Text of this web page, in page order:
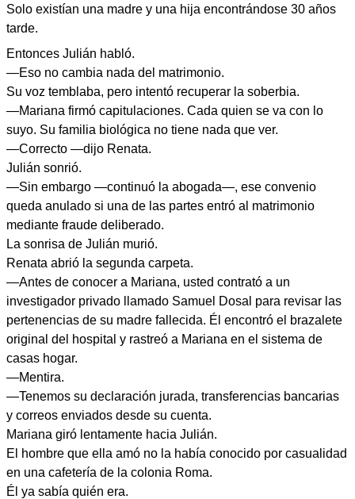
Solo existían una madre y una hija encontrándose 30 años
tarde.
Entonces Julián habló.
—Eso no cambia nada del matrimonio.
Su voz temblaba, pero intentó recuperar la soberbia.
—Mariana firmó capitulaciones. Cada quien se va con lo
suyo. Su familia biológica no tiene nada que ver.
—Correcto —dijo Renata.
Julián sonrió.
—Sin embargo —continuó la abogada—, ese convenio
queda anulado si una de las partes entró al matrimonio
mediante fraude deliberado.
La sonrisa de Julián murió.
Renata abrió la segunda carpeta.
—Antes de conocer a Mariana, usted contrató a un
investigador privado llamado Samuel Dosal para revisar las
pertenencias de su madre fallecida. Él encontró el brazalete
original del hospital y rastreó a Mariana en el sistema de
casas hogar.
—Mentira.
—Tenemos su declaración jurada, transferencias bancarias
y correos enviados desde su cuenta.
Mariana giró lentamente hacia Julián.
El hombre que ella amó no la había conocido por casualidad
en una cafetería de la colonia Roma.
Él ya sabía quién era.